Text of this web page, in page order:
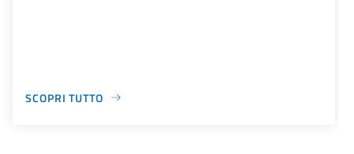
SCOPRI TUTTO